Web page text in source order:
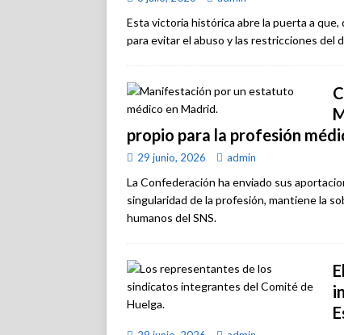
Esta victoria histórica abre la puerta a
para evitar el abuso y las restricciones del
propio para la profesión
29 junio, 2026 admin
La Confederación ha enviado sus
singularidad de la profesión, mantiene la
humanos del SNS.